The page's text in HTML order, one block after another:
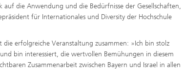
die Anwendung und die Bedürfnisse der Gesellschaften,
für Internationales und Diversity der Hochschule
die erfolgreiche Veranstaltung zusammen: »Ich bin stolz
bin interessiert, die wertvollen Bemühungen in diesem
Zusammenarbeit zwischen Bayern und Israel in allen